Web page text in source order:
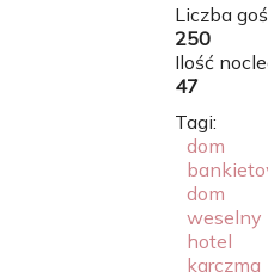
Liczba
250
Ilość
47
Tagi:
dom
dom
weselny
hotel
karczma